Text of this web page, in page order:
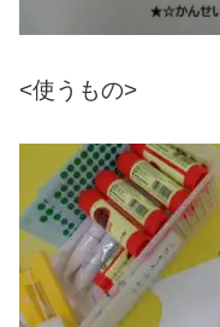
<使うもの>